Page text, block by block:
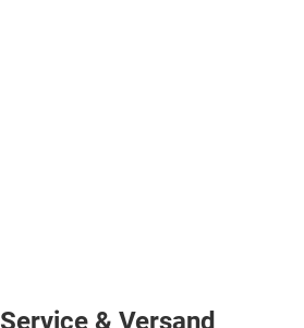
Service & Versand